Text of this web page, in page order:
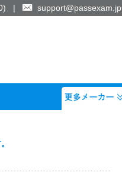
) | support@passexam.jp